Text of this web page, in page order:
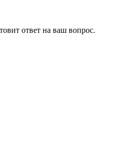
ответ на ваш вопрос.